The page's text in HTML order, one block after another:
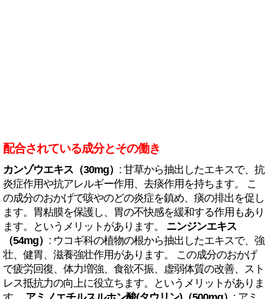
配合されている成分とその働き
カンゾウエキス（30mg） : 甘草から抽出したエキスで、抗
炎症作用や抗アレルギー作用、去痰作用を持ちます。 こ
の成分のおかげで咳やのどの炎症を鎮め、痰の排出を促し
ます。胃粘膜を保護し、胃の不快感を緩和する作用もあり
ます。というメリットがあります。 ニンジンエキス
（54mg） : ウコギ科の植物の根から抽出したエキスで、強
壮、健胃、滋養強壮作用があります。 この成分のおかげ
で疲労回復、体力増強、食欲不振、虚弱体質の改善、スト
レス抵抗力の向上に役立ちます。というメリットがありま